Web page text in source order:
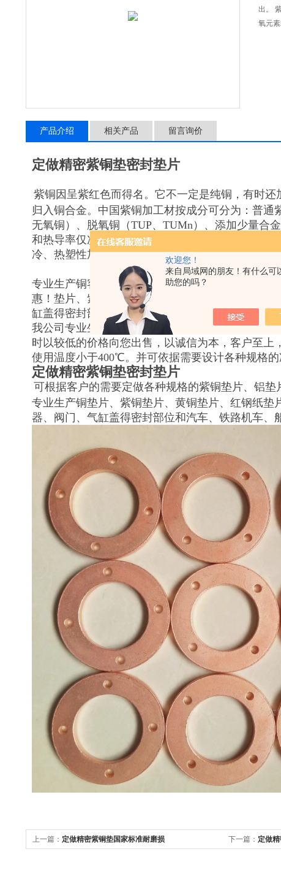
欢迎您！
来自局域网的朋友！有什么可
助您的吗？
出。
氧元
产品介绍 相关产品 留言询价
定做精密紫铜垫密封垫片
紫铜因呈紫红色而得名。它不一定是纯铜，有时
归入铜合金。中国紫铜加工材按成分可分为：普通
无氧铜）、脱氧铜（TUP、TUMn）、添加少量合
和热导率仅次于银，广泛用于制作导电、导热器
冷、热塑性加工制成各种半成品和成品。20世纪70
专业生产铜客户的需要定做各种规格的紫铜垫片
惠！垫片、紫铜垫片、黄铜垫片、红钢纸垫片、
缸盖得密封部位和汽车、铁路机车、船舶、钢厂、
我公司专业生产铜垫、紫铜垫、退火紫铜垫，有严
时以较低的价格向您出售，以诚信为本，客户至上
使用温度小于400℃。并可依据需要设计各种规格的
定做精密紫铜垫密封垫片
可根据客户的需要定做各种规格的紫铜垫片、铝
专业生产铜垫片、紫铜垫片、黄铜垫片、红钢纸
器、阀门、气缸盖得密封部位和汽车、铁路机车、
上一篇： 定做精密紫铜垫国家标准耐磨损 下一篇： 定做